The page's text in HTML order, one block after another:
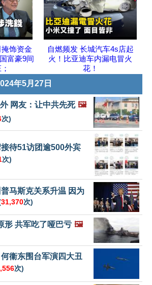
饰资金
富豪9间
自燃频发 长城汽车4s店起
火！比亚迪车内漏电冒火
花！
年5月27日
网友：让中共先死 🖼️
次)
待51访团逾500外宾
次)
马斯克关系升温 因为
31,370次)
形 共军吃了哑巴亏 🖼️
衞东围台军演四大丑
次)